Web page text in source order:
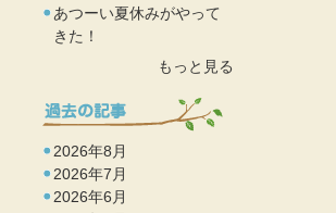
あつーい夏休みがやって
きた！
もっと見る
2026年8月
2026年7月
2026年6月